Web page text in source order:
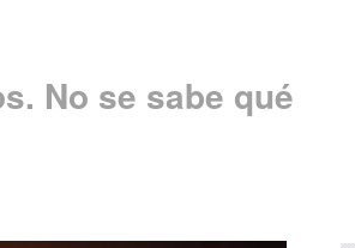
No se sabe qué